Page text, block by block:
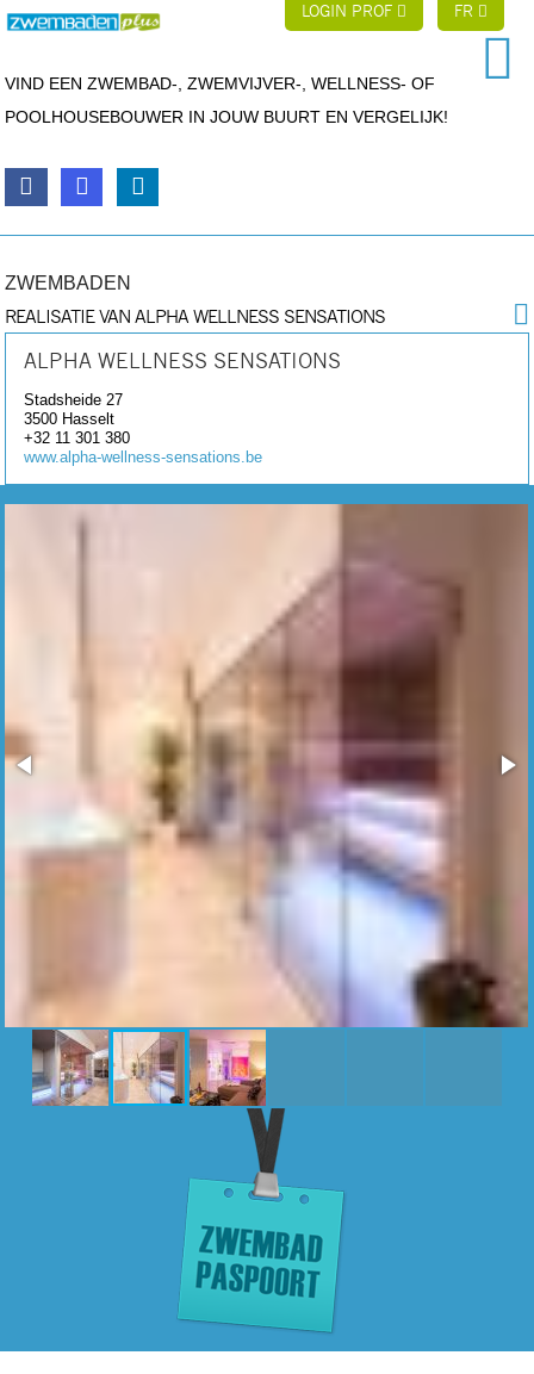
LOGIN PROF FR
VIND EEN ZWEMBAD-, ZWEMVIJVER-, WELLNESS- OF
POOLHOUSEBOUWER IN JOUW BUURT EN VERGELIJK!
ZWEMBADEN
REALISATIE VAN ALPHA WELLNESS SENSATIONS
ALPHA WELLNESS SENSATIONS
Stadsheide 27
3500 Hasselt
+32 11 301 380
www.alpha-wellness-sensations.be